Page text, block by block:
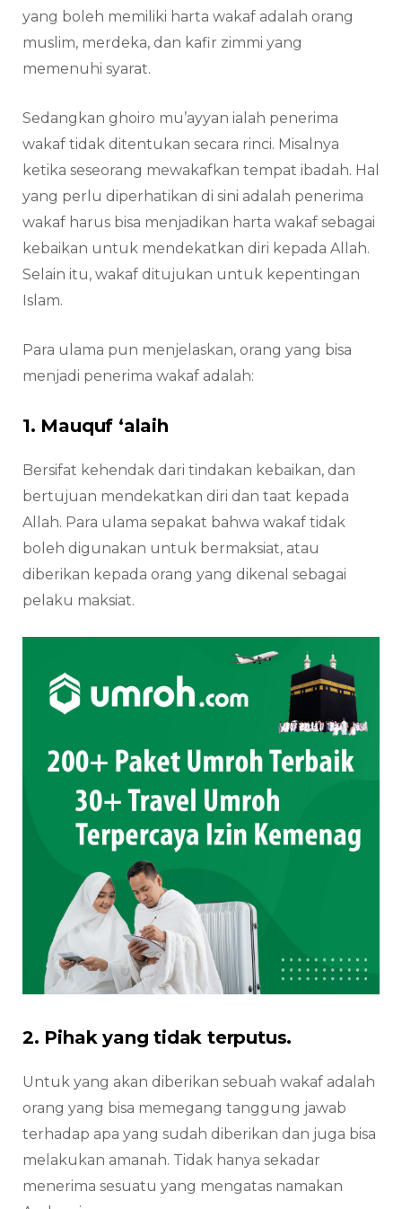
yang boleh memiliki harta wakaf adalah orang
muslim, merdeka, dan kafir zimmi yang
memenuhi syarat.
Sedangkan ghoiro mu’ayyan ialah penerima
wakaf tidak ditentukan secara rinci. Misalnya
ketika seseorang mewakafkan tempat ibadah. Hal
yang perlu diperhatikan di sini adalah penerima
wakaf harus bisa menjadikan harta wakaf sebagai
kebaikan untuk mendekatkan diri kepada Allah.
Selain itu, wakaf ditujukan untuk kepentingan
Islam.
Para ulama pun menjelaskan, orang yang bisa
menjadi penerima wakaf adalah:
1. Mauquf ‘alaih
Bersifat kehendak dari tindakan kebaikan, dan
bertujuan mendekatkan diri dan taat kepada
Allah. Para ulama sepakat bahwa wakaf tidak
boleh digunakan untuk bermaksiat, atau
diberikan kepada orang yang dikenal sebagai
pelaku maksiat.
2. Pihak yang tidak terputus.
Untuk yang akan diberikan sebuah wakaf adalah
orang yang bisa memegang tanggung jawab
terhadap apa yang sudah diberikan dan juga bisa
melakukan amanah. Tidak hanya sekadar
menerima sesuatu yang mengatas namakan